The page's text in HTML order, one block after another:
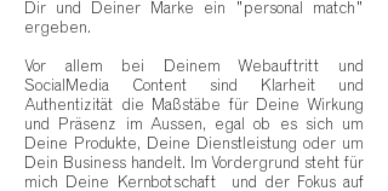
Dir und Deiner Marke ein "personal match"
ergeben.
Vor allem bei Deinem Webauftritt und
SocialMedia Content sind Klarheit und
Authentizität die Maßstäbe für Deine Wirkung
und Präsenz im Aussen, egal ob es sich um
Deine Produkte, Deine Dienstleistung oder um
Dein Business handelt. Im Vordergrund steht für
mich Deine Kernbotschaft und der Fokus auf